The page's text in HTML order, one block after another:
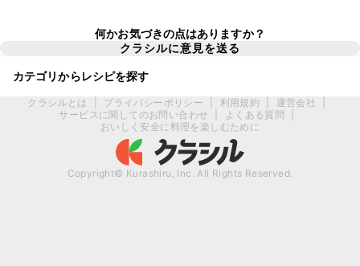
何かお気づきの点はありますか？
クラシルに意見を送る
カテゴリからレシピを探す
クラシルとは プライバシーポリシー 利用規約 運営会社
サービスに関してのお問い合わせ
よくある質問
おいしく安全に料理を楽しむために
Copyright© Kurashiru, Inc. All Rights Reserved.